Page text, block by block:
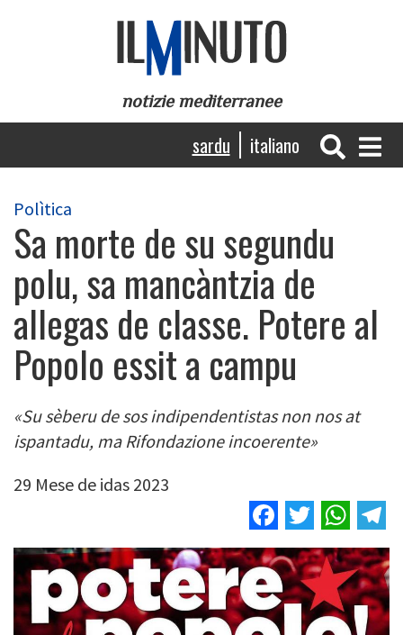
notizie mediterranee
Navigazione
principale
sardu italiano
Polìtica
Sa morte de su segundu
polu, sa mancàntzia de
allegas de classe. Potere al
Popolo essit a campu
«Su sèberu de sos indipendentistas non nos at
ispantadu, ma Rifondazione incoerente»
29 Mese de idas 2023
Facebook
Twitter